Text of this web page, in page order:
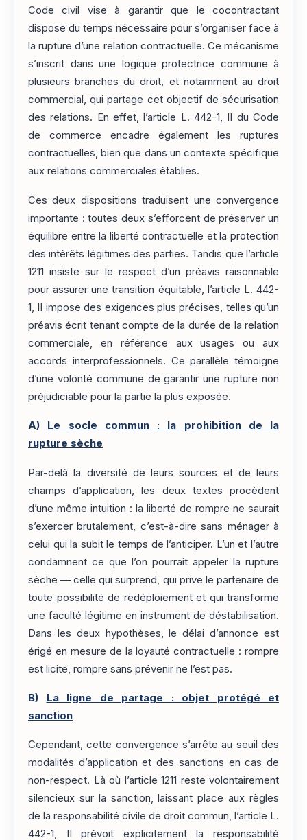
Code civil vise à garantir que le cocontractant
dispose du temps nécessaire pour s’organiser face à
la rupture d’une relation contractuelle. Ce mécanisme
s’inscrit dans une logique protectrice commune à
plusieurs branches du droit, et notamment au droit
commercial, qui partage cet objectif de sécurisation
des relations. En effet, l’article L. 442-1, II du Code
de commerce encadre également les ruptures
contractuelles, bien que dans un contexte spécifique
aux relations commerciales établies.
Ces deux dispositions traduisent une convergence
importante : toutes deux s’efforcent de préserver un
équilibre entre la liberté contractuelle et la protection
des intérêts légitimes des parties. Tandis que l’article
1211 insiste sur le respect d’un préavis raisonnable
pour assurer une transition équitable, l’article L. 442-
1, II impose des exigences plus précises, telles qu’un
préavis écrit tenant compte de la durée de la relation
commerciale, en référence aux usages ou aux
accords interprofessionnels. Ce parallèle témoigne
d’une volonté commune de garantir une rupture non
préjudiciable pour la partie la plus exposée.
A) Le socle commun : la prohibition de la
rupture sèche
Par-delà la diversité de leurs sources et de leurs
champs d’application, les deux textes procèdent
d’une même intuition : la liberté de rompre ne saurait
s’exercer brutalement, c’est-à-dire sans ménager à
celui qui la subit le temps de l’anticiper. L’un et l’autre
condamnent ce que l’on pourrait appeler la rupture
sèche — celle qui surprend, qui prive le partenaire de
toute possibilité de redéploiement et qui transforme
une faculté légitime en instrument de déstabilisation.
Dans les deux hypothèses, le délai d’annonce est
érigé en mesure de la loyauté contractuelle : rompre
est licite, rompre sans prévenir ne l’est pas.
B) La ligne de partage : objet protégé et
sanction
Cependant, cette convergence s’arrête au seuil des
modalités d’application et des sanctions en cas de
non-respect. Là où l’article 1211 reste volontairement
silencieux sur la sanction, laissant place aux règles
de la responsabilité civile de droit commun, l’article L.
442-1, II prévoit explicitement la responsabilité